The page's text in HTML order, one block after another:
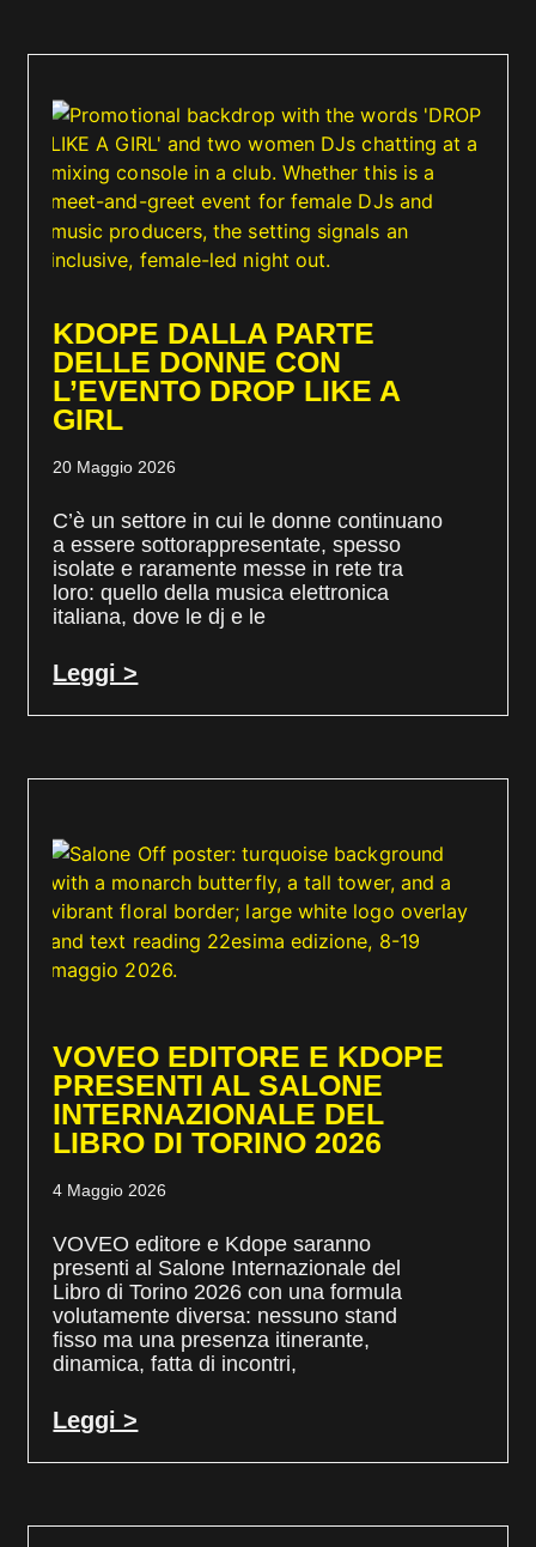
KDOPE DALLA PARTE
DELLE DONNE CON
L’EVENTO DROP LIKE A
GIRL
20 Maggio 2026
C’è un settore in cui le donne continuano
a essere sottorappresentate, spesso
isolate e raramente messe in rete tra
loro: quello della musica elettronica
italiana, dove le dj e le
Leggi >
VOVEO EDITORE E KDOPE
PRESENTI AL SALONE
INTERNAZIONALE DEL
LIBRO DI TORINO 2026
4 Maggio 2026
VOVEO editore e Kdope saranno
presenti al Salone Internazionale del
Libro di Torino 2026 con una formula
volutamente diversa: nessuno stand
fisso ma una presenza itinerante,
dinamica, fatta di incontri,
Leggi >